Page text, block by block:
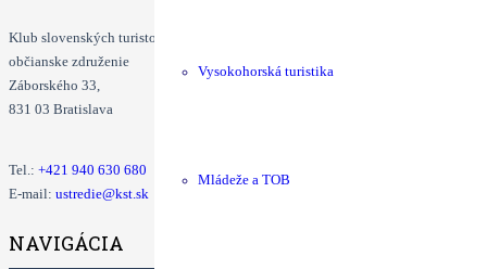
Vysokohorská turistika
Mládeže a TOB
Klub slovenských turistov
občianske združenie
Záborského 33,
831 03 Bratislava
Tel.: +421 940 630 680
E-mail: ustredie@kst.sk
NAVIGÁCIA